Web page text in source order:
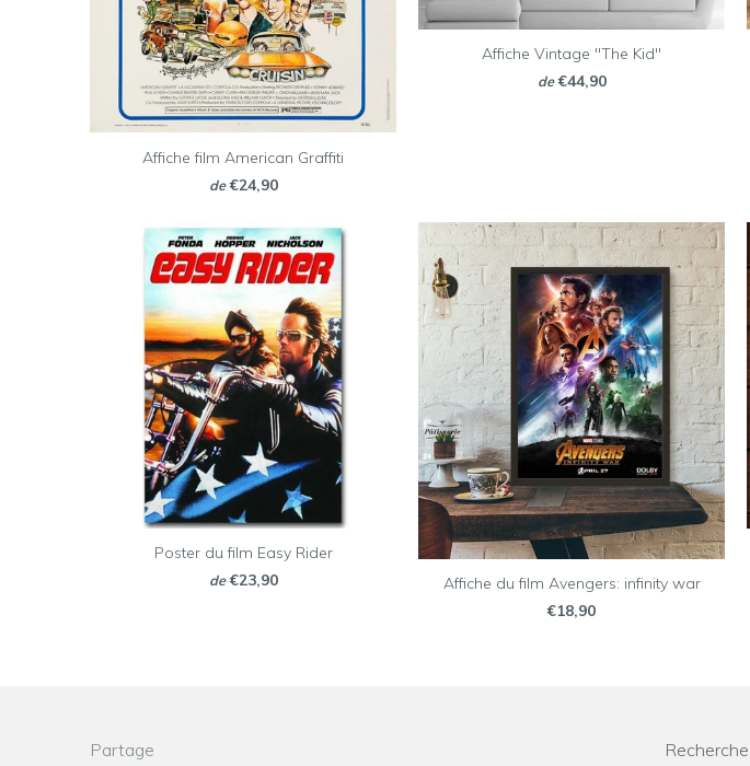
Affiche film American Graffiti
de €24,90
Affiche Vintage "The Kid"
de €44,90
Poster du film Easy Rider
de €23,90
Affiche du film Avengers: infinity war
€18,90
Partage Recherche